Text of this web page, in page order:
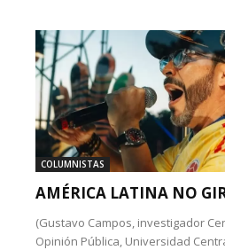
COLUMNISTAS
AMÉRICA LATINA NO
(Gustavo Campos, investigador
Opinión Pública, Universidad